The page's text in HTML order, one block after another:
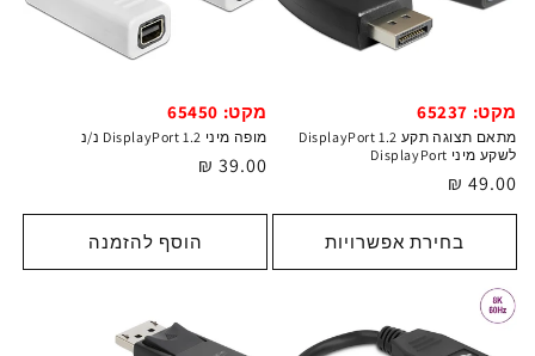
מקט: 65237
מתאם תצוגה תקע DisplayPort 1.2
לשקע מיני DisplayPort
מחיר
רגיל
49.00 ₪
בחירת אפשרויות
מקט: 65450
מופה מיני DisplayPort 1.2 נ/נ
מחיר
39.00 ₪
הוסף להזמנה